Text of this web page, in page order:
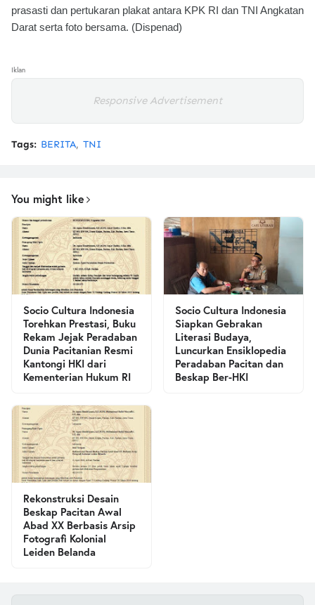
prasasti dan pertukaran plakat antara KPK RI dan TNI Angkatan
Darat serta foto bersama. (Dispenad)
Iklan
Responsive Advertisement
Tags: BERITA TNI
You might like
Socio Cultura Indonesia
Torehkan Prestasi, Buku
Rekam Jejak Peradaban
Dunia Pacitanian Resmi
Kantongi HKI dari
Kementerian Hukum RI
Socio Cultura Indonesia
Siapkan Gebrakan
Literasi Budaya,
Luncurkan Ensiklopedia
Peradaban Pacitan dan
Beskap Ber-HKI
Rekonstruksi Desain
Beskap Pacitan Awal
Abad XX Berbasis Arsip
Fotografi Kolonial
Leiden Belanda